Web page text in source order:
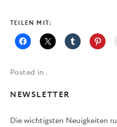
TEILEN MIT:
Posted in .
NEWSLETTER
Die wichtigsten Neuigkeiten